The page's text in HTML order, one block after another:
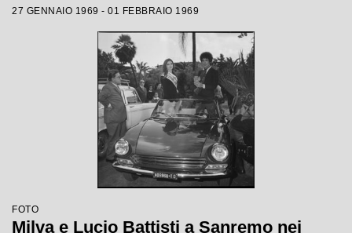
27 GENNAIO 1969 - 01 FEBBRAIO 1969
FOTO
Milva e Lucio Battisti a Sanremo nei